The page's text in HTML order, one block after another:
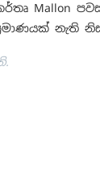
Mallon
නැති